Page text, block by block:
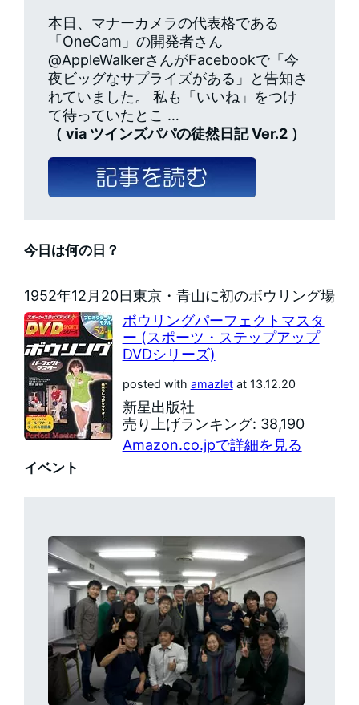
本日、マナーカメラの代表格である
「OneCam」の開発者さん
@AppleWalkerさんがFacebookで「今
夜ビッグなサプライズがある」と告知さ
れていました。 私も「いいね」をつけ
て待っていたとこ …
（ via ツインズパパの徒然日記 Ver.2 ）
今日は何の日？
1952年12月20日東京・青山に初のボウリング場
ボウリングパーフェクトマスタ
ー (スポーツ・ステップアップ
DVDシリーズ)
posted with amazletat 13.12.20
新星出版社
売り上げランキング: 38,190
Amazon.co.jpで詳細を見る
イベント